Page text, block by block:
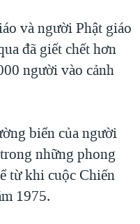
và người Phật giáo
đã giết chết hơn
người vào cảnh
biển của người
những phong
từ khi cuộc Chiến
1975.